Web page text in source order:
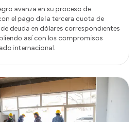
avanza en su proceso de
el pago de la tercera cuota de
deuda en dólares correspondientes
así con los compromisos
internacional.